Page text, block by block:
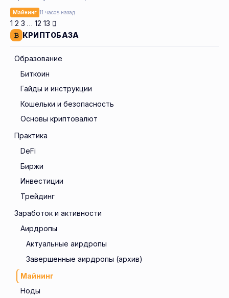
Майнинг 11 часов назад
1 2 3 … 12 13
КРИПТОБАЗА
Образование
Биткоин
Гайды и инструкции
Кошельки и безопасность
Основы криптовалют
Практика
DeFi
Биржи
Инвестиции
Трейдинг
Заработок и активности
Аирдропы
Актуальные аирдропы
Завершенные аирдропы (архив)
Майнинг
Ноды